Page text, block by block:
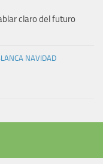
claro del futuro
NAVIDAD